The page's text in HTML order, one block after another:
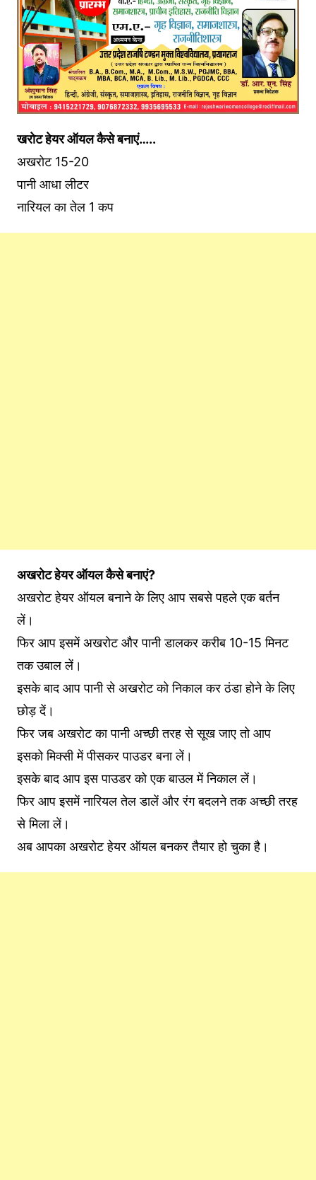
खरोट हेयर ऑयल कैसे बनाएं…..
अखरोट 15-20
पानी आधा लीटर
नारियल का तेल 1 कप
अखरोट हेयर ऑयल कैसे बनाएं?
अखरोट हेयर ऑयल बनाने के लिए आप सबसे पहले एक बर्तन
लें।
फिर आप इसमें अखरोट और पानी डालकर करीब 10-15 मिनट
तक उबाल लें।
इसके बाद आप पानी से अखरोट को निकाल कर ठंडा होने के लिए
छोड़ दें।
फिर जब अखरोट का पानी अच्छी तरह से सूख जाए तो आप
इसको मिक्सी में पीसकर पाउडर बना लें।
इसके बाद आप इस पाउडर को एक बाउल में निकाल लें।
फिर आप इसमें नारियल तेल डालें और रंग बदलने तक अच्छी तरह
से मिला लें।
अब आपका अखरोट हेयर ऑयल बनकर तैयार हो चुका है।